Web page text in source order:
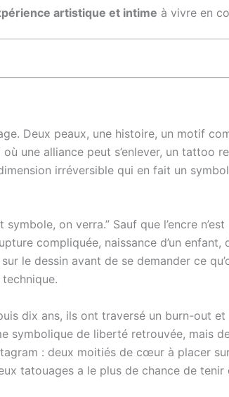
artistique et intime à vivre en
Deux peaux, une histoire, un motif
une alliance peut s’enlever, un tattoo
irréversible qui en fait un
on verra.” Sauf que l’encre
compliquée, naissance d’un enfant,
le dessin avant de se demander ce
technique.
dix ans, ils ont traversé un burn-out et
symbolique de liberté retrouvée, mais
: deux moitiés de cœur à placer
tatouages a le plus de chance de